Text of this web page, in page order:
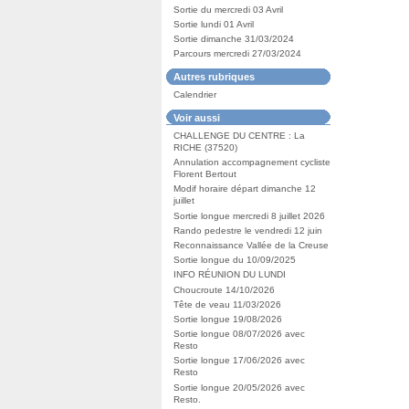
Sortie du mercredi 03 Avril
Sortie lundi 01 Avril
Sortie dimanche 31/03/2024
Parcours mercredi 27/03/2024
Autres rubriques
Calendrier
Voir aussi
CHALLENGE DU CENTRE : La
RICHE (37520)
Annulation accompagnement cycliste
Florent Bertout
Modif horaire départ dimanche 12
juillet
Sortie longue mercredi 8 juillet 2026
Rando pedestre le vendredi 12 juin
Reconnaissance Vallée de la Creuse
Sortie longue du 10/09/2025
INFO RÉUNION DU LUNDI
Choucroute 14/10/2026
Tête de veau 11/03/2026
Sortie longue 19/08/2026
Sortie longue 08/07/2026 avec
Resto
Sortie longue 17/06/2026 avec
Resto
Sortie longue 20/05/2026 avec
Resto.